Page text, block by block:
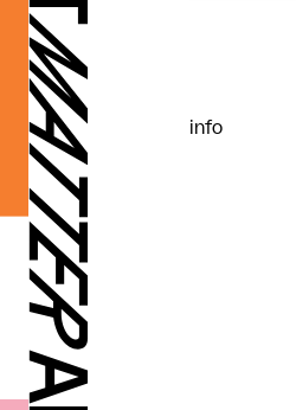
info